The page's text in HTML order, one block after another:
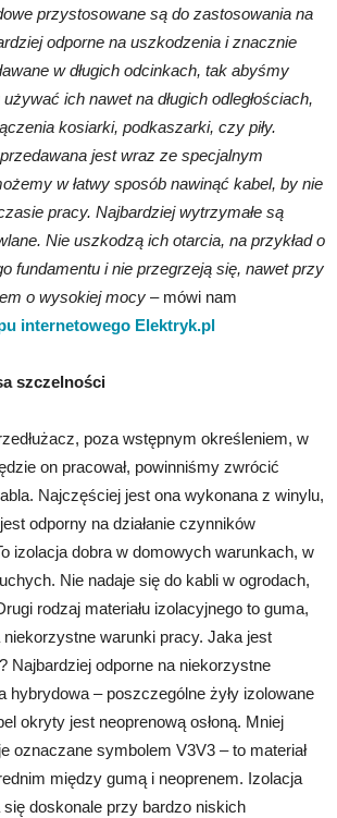
przystosowane są do zastosowania na
odporne na uszkodzenia i znacznie
w długich odcinkach, tak abyśmy
ich nawet na długich odległościach,
kosiarki, podkaszarki, czy piły.
jest wraz ze specjalnym
w łatwy sposób nawinąć kabel, by nie
pracy. Najbardziej wytrzymałe są
Nie uszkodzą ich otarcia, na przykład o
fundamentu i nie przegrzeją się, nawet przy
o wysokiej mocy – mówi nam
internetowego Elektryk.pl
szczelności
poza wstępnym określeniem, w
on pracował, powinniśmy zwrócić
Najczęściej jest ona wykonana z winylu,
odporny na działanie czynników
izolacja dobra w domowych warunkach, w
Nie nadaje się do kabli w ogrodach,
rodzaj materiału izolacyjnego to guma,
niekorzystne warunki pracy. Jaka jest
Najbardziej odporne na niekorzystne
hybrydowa – poszczególne żyły izolowane
okryty jest neoprenową osłoną. Mniej
oznaczane symbolem V3V3 – to materiał
między gumą i neoprenem. Izolacja
doskonale przy bardzo niskich